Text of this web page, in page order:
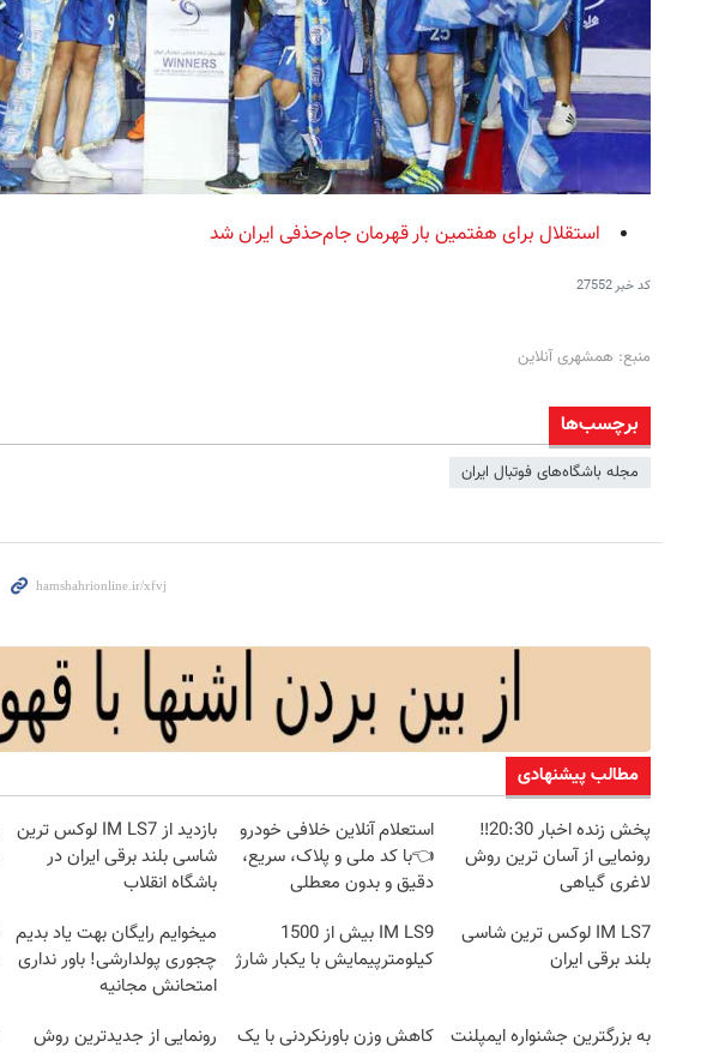
استقلال برای هفتمین بار قهرمان جام‌حذفی ایران شد
کد خبر27552
منبع: همشهری آنلاین
برچسب‌ها
مجله باشگاه‌های فوتبال ایران
مطالب پیشنهادی
پخش زنده اخبار 20:30‼️
رونمایی از آسان ترین روش
لاغری گیاهی
استعلام آنلاین خلافی خودرو
👈با کد ملی و پلاک، سریع،
دقیق و بدون معطلی
بازدید از IM LS7 لوکس ترین
شاسی بلند برقی ایران در
باشگاه انقلاب
IM LS7 لوکس ترین شاسی
بلند برقی ایران
IM LS9 بیش از 1500
کیلومترپیمایش با یکبار شارژ
میخوایم رایگان بهت یاد بدیم
چجوری پولدارشی! باور نداری
امتحانش مجانیه
به بزرگترین جشنواره ایمپلنت
کاهش وزن باورنکردنی با یک
رونمایی از جدیدترین روش